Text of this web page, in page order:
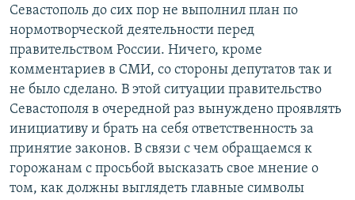
Севастополь до сих пор не выполнил план по
нормотворческой деятельности перед
правительством России. Ничего, кроме
комментариев в СМИ, со стороны депутатов так и
не было сделано. В этой ситуации правительство
Севастополя в очередной раз вынуждено проявлять
инициативу и брать на себя ответственность за
принятие законов. В связи с чем обращаемся к
горожанам с просьбой высказать свое мнение о
том, как должны выглядеть главные символы